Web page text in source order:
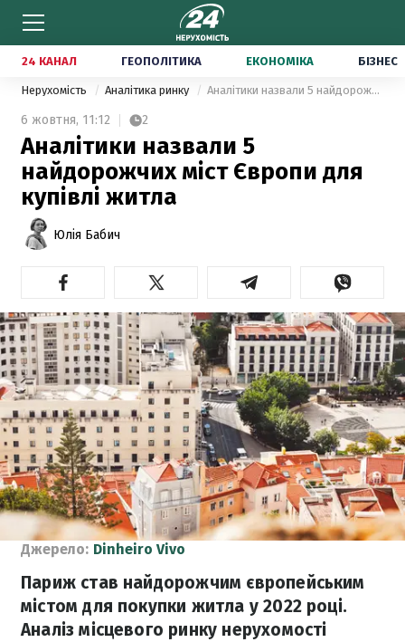
24 КАНАЛ ГЕОПОЛІТИКА ЕКОНОМІКА БІЗНЕС
Нерухомість Аналітика ринку Аналітики назвали 5 найдорожчих міст Європи для купівлі житла
6 жовтня, 11:12 2
Аналітики назвали 5
найдорожчих міст Європи для
купівлі житла
Юлія Бабич
Джерело: Dinheiro Vivo
Париж став найдорожчим європейським
містом для покупки житла у 2022 році.
Аналіз місцевого ринку нерухомості